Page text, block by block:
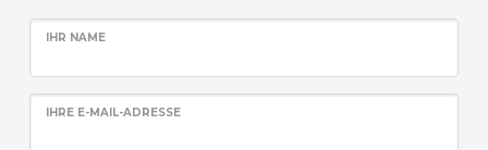
IHR NAME
IHRE E-MAIL-ADRESSE